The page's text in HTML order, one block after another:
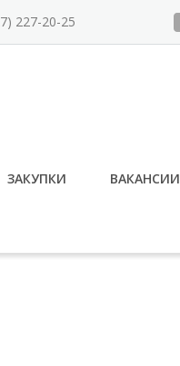
227-20-25
ЗАКУПКИ ВАКАНСИИ